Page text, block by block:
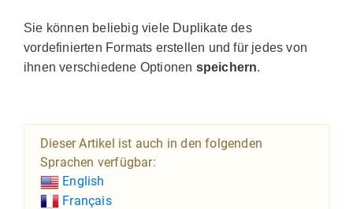
Sie können beliebig viele Duplikate des
vordefinierten Formats erstellen und für jedes von
ihnen verschiedene Optionen speichern.
Dieser Artikel ist auch in den folgenden
Sprachen verfügbar:
English
Français